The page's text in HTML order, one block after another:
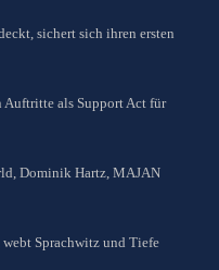
sichert sich ihren ersten
Auftritte als Support Act für
Dominik Hartz, MAJAN
Sprachwitz und Tiefe